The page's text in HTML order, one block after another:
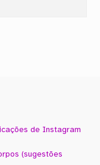
de Instagram
(sugestões